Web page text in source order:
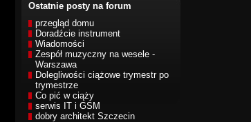
Ostatnie posty na forum
przegląd domu
Doradźcie instrument
Wiadomości
Zespół muzyczny na wesele -
Warszawa
Dolegliwości ciążowe trymestr po
trymestrze
Co pić w ciąży
serwis IT i GSM
dobry architekt Szczecin